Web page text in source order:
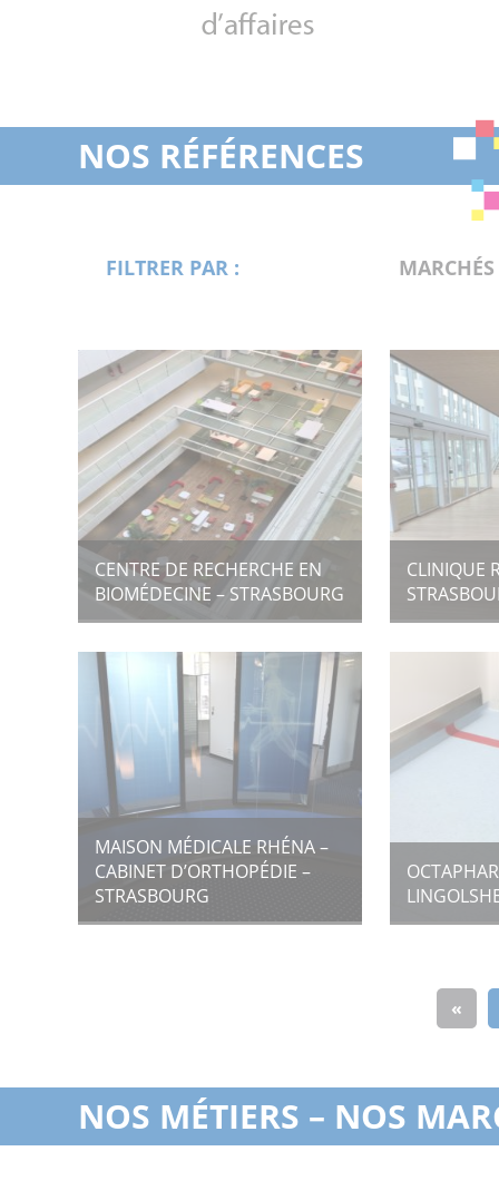
NOS RÉFÉRENCES
MARCHÉS
FILTRER PAR :
CENTRE DE RECHERCHE EN
BIOMÉDECINE – STRASBOURG
CLINIQUE
MAISON MÉDICALE RHÉNA –
CABINET D’ORTHOPÉDIE –
STRASBOURG
«
NOS MÉTIERS – NOS